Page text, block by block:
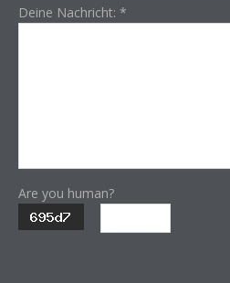
Deine Nachricht: *
Are you human?